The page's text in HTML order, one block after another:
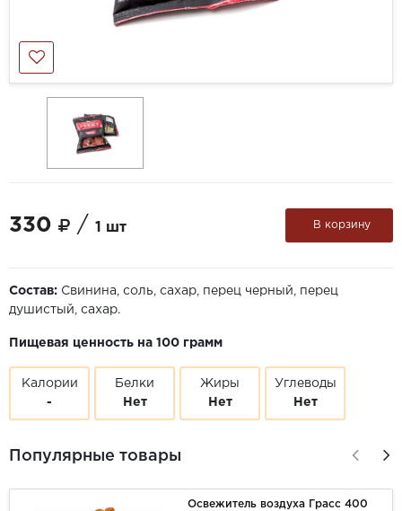
330 / 1 шт В корзину
Состав: Свинина, соль, сахар, перец черный, перец
душистый, сахар.
Пищевая ценность на 100 грамм
Калории
-
Белки
Нет
Жиры
Нет
Углеводы
Нет
Популярные товары
Освежитель воздуха Грасс 400